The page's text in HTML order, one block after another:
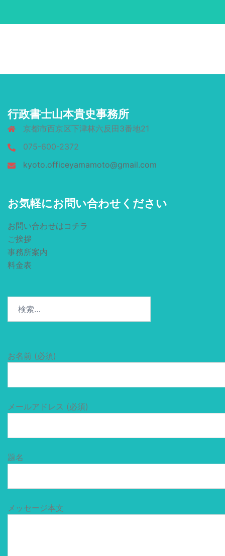
行政書士山本貴史事務所
京都市西京区下津林六反田3番地21
075-600-2372
kyoto.officeyamamoto@gmail.com
お気軽にお問い合わせください
お問い合わせはコチラ
ご挨拶
事務所案内
料金表
お名前 (必須)
メールアドレス (必須)
題名
メッセージ本文